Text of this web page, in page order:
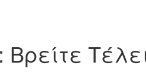
Βρείτε